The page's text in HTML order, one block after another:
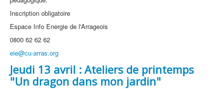
Inscription obligatoire
Espace Info Energie de l'Arrageois
0800 62 62 62
eie@cu-arras.org
Jeudi 13 avril : Ateliers de printemps
"Un dragon dans mon jardin"